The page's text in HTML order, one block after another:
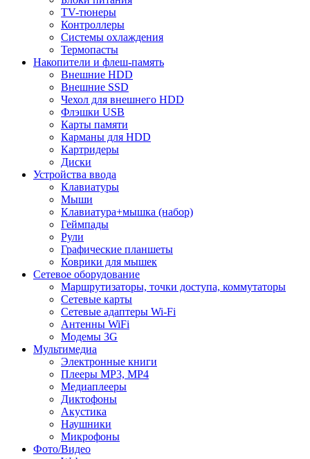
TV-тюнеры
Контроллеры
Системы охлаждения
Термопасты
Накопители и флеш-память
Внешние HDD
Внешние SSD
Чехол для внешнего HDD
Флэшки USB
Карты памяти
Карманы для HDD
Картридеры
Диски
Устройства ввода
Клавиатуры
Мыши
Клавиатура+мышка (набор)
Геймпады
Рули
Графические планшеты
Коврики для мышек
Сетевое оборудование
Маршрутизаторы, точки доступа, коммутаторы
Сетевые карты
Сетевые адаптеры Wi-Fi
Антенны WiFi
Модемы 3G
Мультимедиа
Электронные книги
Плееры MP3, MP4
Медиаплееры
Диктофоны
Акустика
Наушники
Микрофоны
Фото/Видео